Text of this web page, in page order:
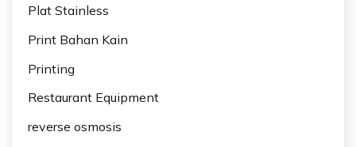
Plat Stainless
Print Bahan Kain
Printing
Restaurant Equipment
reverse osmosis